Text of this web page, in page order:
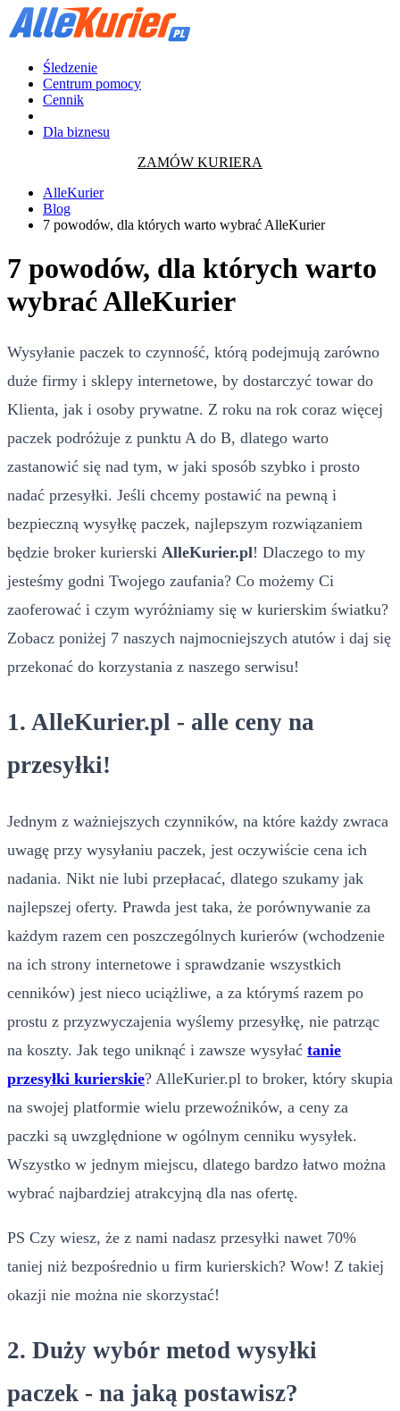
Śledzenie
Centrum pomocy
Cennik
Dla biznesu
ZAMÓW KURIERA
AlleKurier
Blog
7 powodów, dla których warto wybrać AlleKurier
7 powodów, dla których warto
wybrać AlleKurier
Wysyłanie paczek to czynność, którą podejmują zarówno
duże firmy i sklepy internetowe, by dostarczyć towar do
Klienta, jak i osoby prywatne. Z roku na rok coraz więcej
paczek podróżuje z punktu A do B, dlatego warto
zastanowić się nad tym, w jaki sposób szybko i prosto
nadać przesyłki. Jeśli chcemy postawić na pewną i
bezpieczną wysyłkę paczek, najlepszym rozwiązaniem
będzie broker kurierski AlleKurier.pl! Dlaczego to my
jesteśmy godni Twojego zaufania? Co możemy Ci
zaoferować i czym wyróżniamy się w kurierskim światku?
Zobacz poniżej 7 naszych najmocniejszych atutów i daj się
przekonać do korzystania z naszego serwisu!
1. AlleKurier.pl - alle ceny na
przesyłki!
Jednym z ważniejszych czynników, na które każdy zwraca
uwagę przy wysyłaniu paczek, jest oczywiście cena ich
nadania. Nikt nie lubi przepłacać, dlatego szukamy jak
najlepszej oferty. Prawda jest taka, że porównywanie za
każdym razem cen poszczególnych kurierów (wchodzenie
na ich strony internetowe i sprawdzanie wszystkich
cenników) jest nieco uciążliwe, a za którymś razem po
prostu z przyzwyczajenia wyślemy przesyłkę, nie patrząc
na koszty. Jak tego uniknąć i zawsze wysyłać tanie
przesyłki kurierskie? AlleKurier.pl to broker, który skupia
na swojej platformie wielu przewoźników, a ceny za
paczki są uwzględnione w ogólnym cenniku wysyłek.
Wszystko w jednym miejscu, dlatego bardzo łatwo można
wybrać najbardziej atrakcyjną dla nas ofertę.
PS Czy wiesz, że z nami nadasz przesyłki nawet 70%
taniej niż bezpośrednio u firm kurierskich? Wow! Z takiej
okazji nie można nie skorzystać!
2. Duży wybór metod wysyłki
paczek - na jaką postawisz?